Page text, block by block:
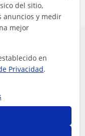
por
que
del sitio,
anuncios y medir
mejor
en
Privacidad.